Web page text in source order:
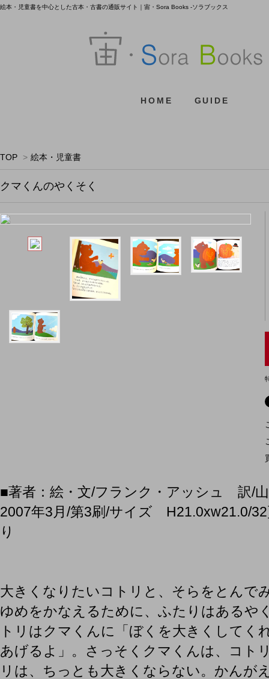
絵本・児童書を中心とした古本・古書の通販サイト｜宙・Sora Books -ソラブックス
HOME GUIDE
TOP > 絵本・児童書
クマくんのやくそく
■著者：絵・文/フランク・アッシュ 訳/
2007年3月/第3刷/サイズ H21.0xw21.0/32
り
大きくなりたいコトリと、そらをとんで
ゆめをかなえるために、ふたりはある
トリはクマくんに「ぼくを大きくしてく
あげるよ」。さっそくクマくんは、コト
リは、ちっとも大きくならない。かんが